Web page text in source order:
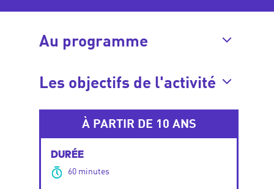
Au programme
Les objectifs de l'activité
À PARTIR DE 10 ANS
DURÉE
60 minutes